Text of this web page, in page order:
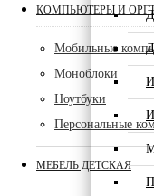
КОМПЬЮТЕРЫ И
Мобильные
Моноблоки
Ноутбуки
Персональные
МЕБЕЛЬ ДЕТСКАЯ